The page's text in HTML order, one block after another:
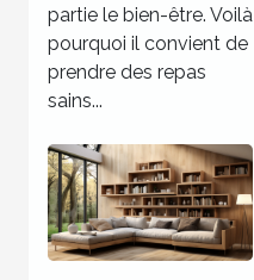
partie le bien-être. Voilà
pourquoi il convient de
prendre des repas
sains...